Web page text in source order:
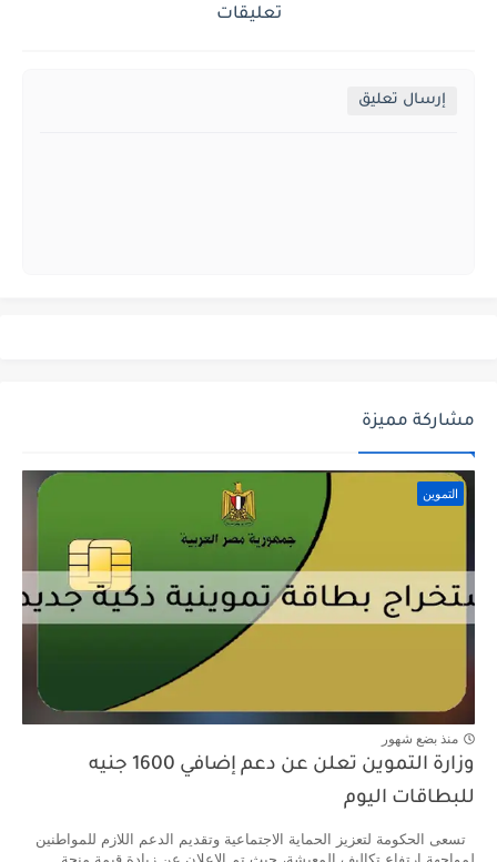
تعليقات
إرسال تعليق
مشاركة مميزة
التموين
منذ بضع شهور
وزارة التموين تعلن عن دعم إضافي 1600 جنيه
للبطاقات اليوم
تسعى الحكومة لتعزيز الحماية الاجتماعية وتقديم الدعم اللازم للمواطنين